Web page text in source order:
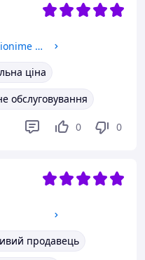
Тест-смужки для глюкометра Bionime Rightest GS300, 50шт. Оригінал!!!
ціна
обслуговування
0 0
продавець